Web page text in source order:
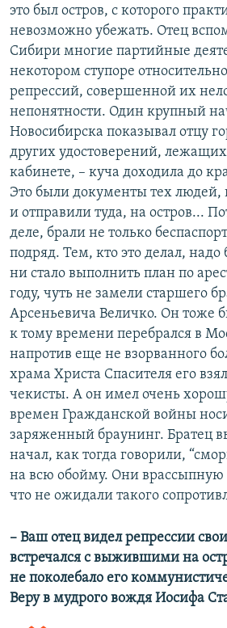
это был остров, с которого
невозможно убежать. Отец
Сибири многие партийные
некотором ступоре
репрессий, совершенной их
непонятности. Один крупный
Новосибирска показывал отцу
других удостоверений, лежащих
кабинете, – куча доходила до
Это были документы тех людей,
и отправили туда, на остров...
деле, брали не только
подряд. Тем, кто это делал, надо
ни стало выполнить план по
году, чуть не замели старшего
Арсеньевича Величко. Он тоже
к тому времени перебрался в
напротив еще не взорванного
храма Христа Спасителя его
чекисты. А он имел очень
времен Гражданской войны
заряженный браунинг. Братец
начал, как тогда говорили,
на всю обойму. Они врассыпную
что не ожидали такого
– Ваш отец видел репрессии
встречался с выжившими на
не поколебало его
Веру в мудрого вождя Иосифа